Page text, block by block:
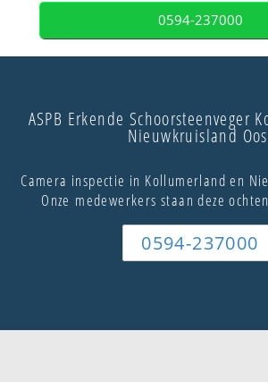
0594-237000
ASPB Erkende Schoorsteenveger
Nieuwkruisland
Camera inspectie in Kollumerland en
Onze medewerkers staan deze
0594-237000